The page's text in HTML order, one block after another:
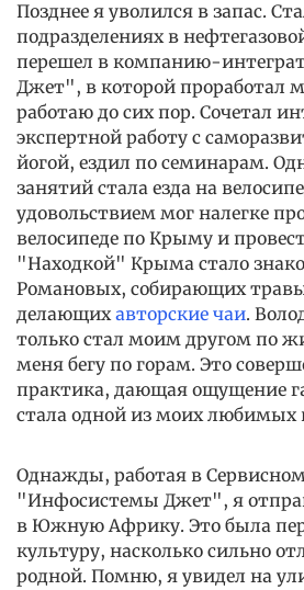
Позднее я уволился в запас.
подразделениях в
перешел в компанию-
Джет", в которой проработал
работаю до сих пор. Сочетал
экспертной работу с
йогой, ездил по семинарам.
занятий стала езда на
удовольствием мог налегке
велосипеде по Крыму и
"Находкой" Крыма стало
Романовых, собирающих
делающихавторские чаи.
только стал моим другом по
меня бегу по горам. Это
практика, дающая ощущение
стала одной из моих любимых
Однажды, работая в
"Инфосистемы Джет", я
в Южную Африку. Это была
культуру, насколько сильно
родной. Помню, я увидел на